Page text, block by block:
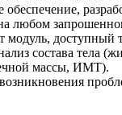
любом
доступный
состава тела
массы, ИМТ).